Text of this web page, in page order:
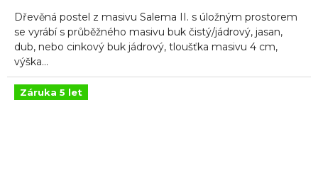
Dřevěná postel z masivu Salema II. s úložným prostorem
se vyrábí s průběžného masivu buk čistý/jádrový, jasan,
dub, nebo cinkový buk jádrový, tloušťka masivu 4 cm,
výška...
Záruka 5 let